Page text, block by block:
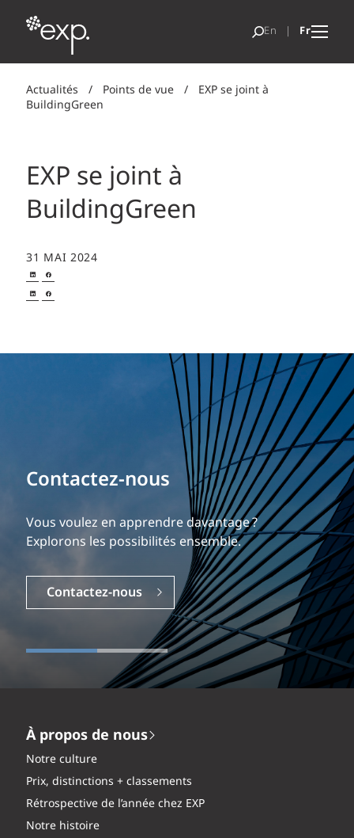
Actualités / Points de vue /
EXP se joint à
BuildingGreen
EXP se joint à
BuildingGreen
31 MAI 2024
Contactez-nous
Vous voulez en apprendre davantage ?
Explorons les possibilités ensemble.
Contactez-nous
À propos de nous
Notre culture
Prix, distinctions + classements
Rétrospective de l’année chez EXP
Notre histoire